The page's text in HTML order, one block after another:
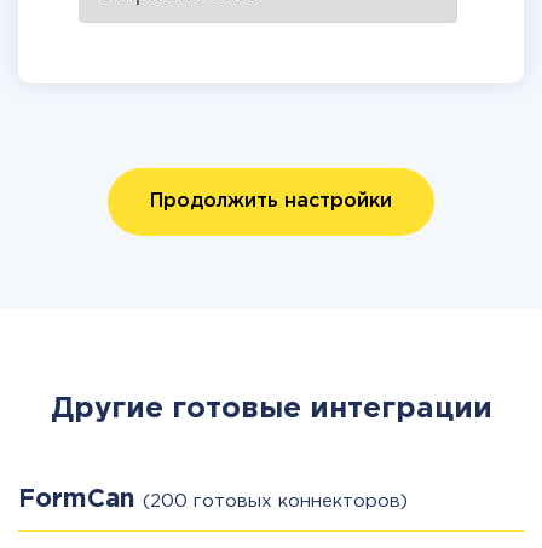
Продолжить настройки
Другие готовые интеграции
FormCan (200 готовых коннекторов)